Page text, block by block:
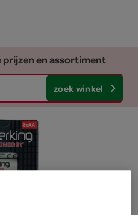
prijzen en assortiment
zoek winkel